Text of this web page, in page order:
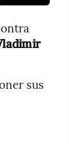
sus